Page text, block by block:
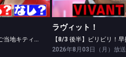
【8/4 前半】スノ宮舘プレゼンツ！ご当地キティクイズ！
ラヴィット！
2026年8月03日（月）放